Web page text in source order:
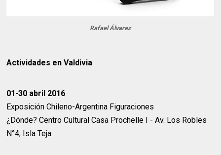
Rafael Álvarez
Actividades en Valdivia
01-30 abril 2016
Exposición Chileno-Argentina Figuraciones
¿Dónde? Centro Cultural Casa Prochelle I - Av. Los Robles
N°4, Isla Teja.